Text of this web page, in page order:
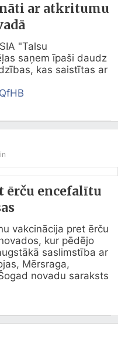
ar atkritumu
"Talsu
saņem īpaši daudz
kas saistītas ar
ērču encefalītu
vakcinācija pret ērču
kur pēdējo
saslimstība ar
Mērsraga,
novadu saraksts